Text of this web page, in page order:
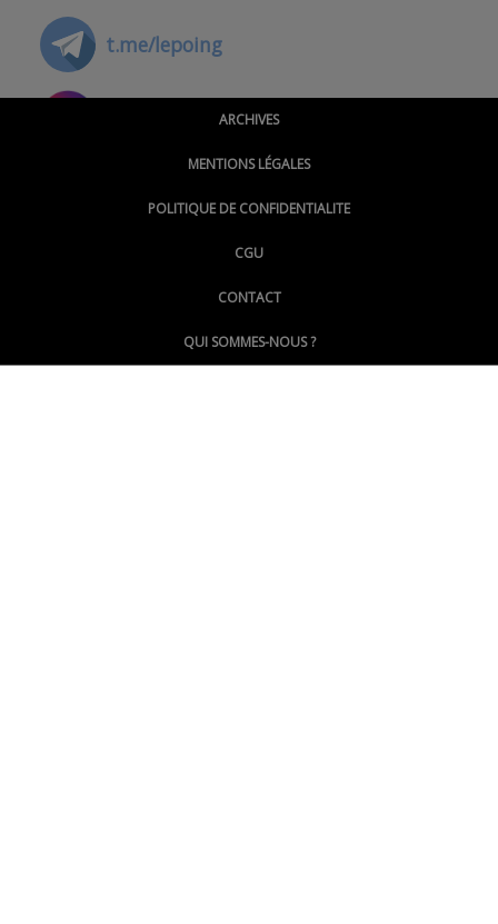
t.me/lepoing
@montpellierpoinginfo
@LePoingMontpellier
ARCHIVES
MENTIONS LÉGALES
POLITIQUE DE CONFIDENTIALITE
CGU
CONTACT
QUI SOMMES-NOUS ?